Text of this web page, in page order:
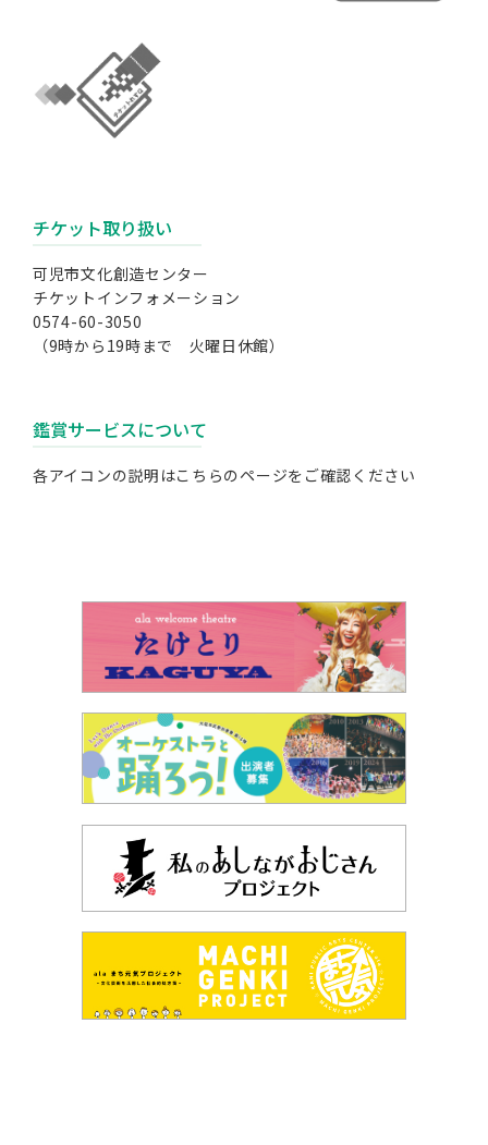
チケット取り扱い
可児市文化創造センター
チケットインフォメーション
0574-60-3050
（9時から19時まで 火曜日休館）
鑑賞サービスについて
各アイコンの説明はこちらのページをご確認ください